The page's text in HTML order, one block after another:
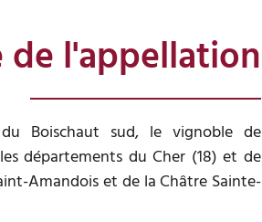
de l'appellation
Boischaut sud, le vignoble de
départements du Cher (18) et de
Amandois et de la Châtre Sainte-